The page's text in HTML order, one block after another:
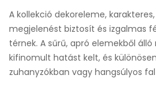
A kollekció dekoreleme,
megjelenést biztosít és izgalmas
térnek. A sűrű, apró elemekből
kifinomult hatást kelt, és
zuhanyzókban vagy hangsúlyos